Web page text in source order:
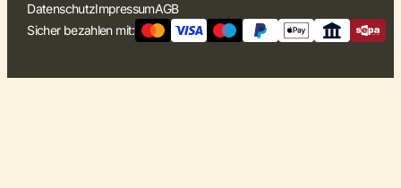
DatenschutzImpressumAGB
Sicher bezahlen mit: